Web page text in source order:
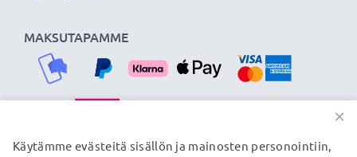
MAKSUTAPAMME
TOIMITUSKUMPPANIMME
×
Käytämme evästeitä sisällön ja mainosten personointiin,